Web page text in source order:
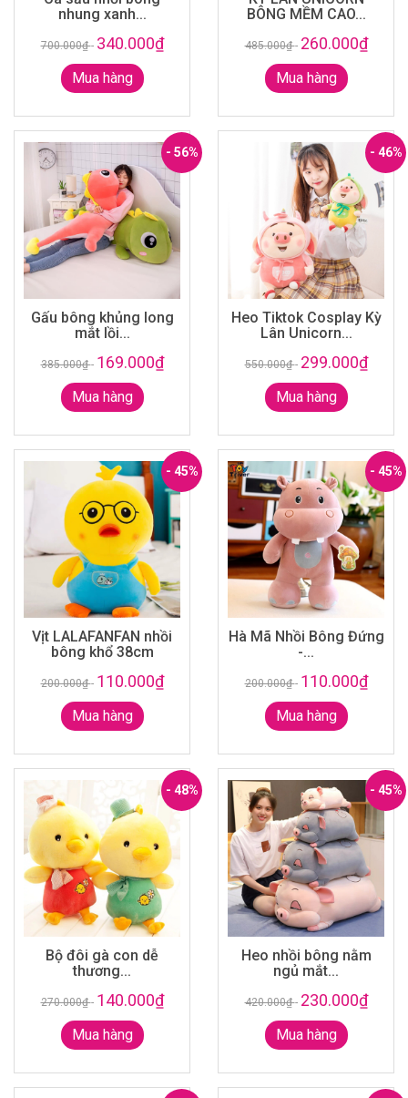
nhung xanh...
700.000₫- 340.000₫
Mua hàng
BÔNG MỀM CAO...
485.000₫- 260.000₫
Mua hàng
- 56%
Gấu bông khủng long
mắt lồi...
385.000₫- 169.000₫
Mua hàng
- 46%
Heo Tiktok Cosplay Kỳ
Lân Unicorn...
550.000₫- 299.000₫
Mua hàng
- 45%
Vịt LALAFANFAN nhồi
bông khổ 38cm
200.000₫- 110.000₫
Mua hàng
- 45%
Hà Mã Nhồi Bông Đứng
-...
200.000₫- 110.000₫
Mua hàng
- 48%
Bộ đôi gà con dễ
thương...
270.000₫- 140.000₫
Mua hàng
- 45%
Heo nhồi bông nằm
ngủ mắt...
420.000₫- 230.000₫
Mua hàng